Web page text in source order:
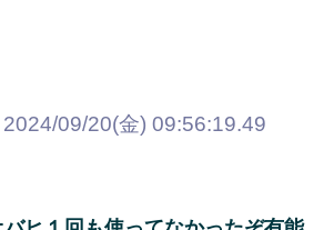
2024/09/20(金) 09:56:19.49